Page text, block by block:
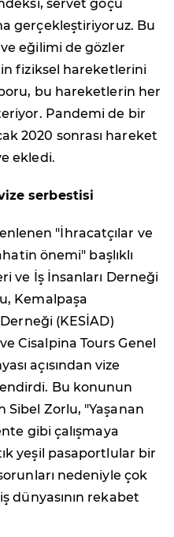
servet göçü
gerçekleştiriyoruz. Bu
eğilimi de gözler
fiziksel hareketlerini
bu hareketlerin her
Pandemi de bir
2020 sonrası hareket
ekledi.
serbestisi
"İhracatçılar ve
önemi" başlıklı
ve İş İnsanları Derneği
Kemalpaşa
(KESİAD)
Cisalpina Tours Genel
açısından vize
Bu konunun
Zorlu, "Yaşanan
gibi çalışmaya
yeşil pasaportlular bir
nedeniyle çok
dünyasının rekabet